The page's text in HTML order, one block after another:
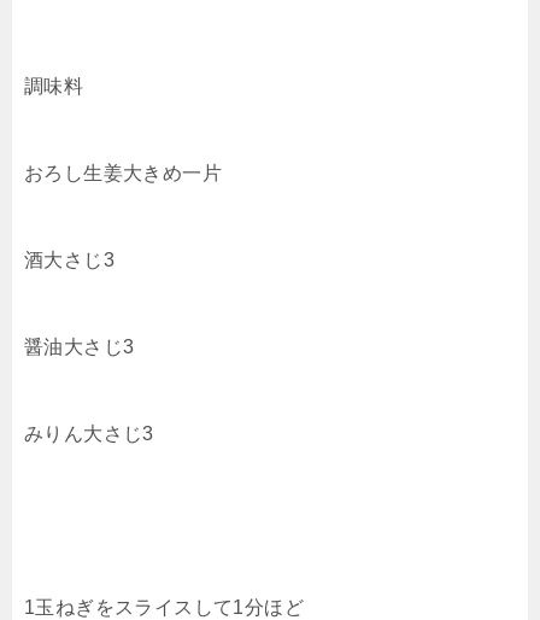
調味料
おろし生姜大きめ一片
酒大さじ3
醤油大さじ3
みりん大さじ3
1玉ねぎをスライスして1分ほど